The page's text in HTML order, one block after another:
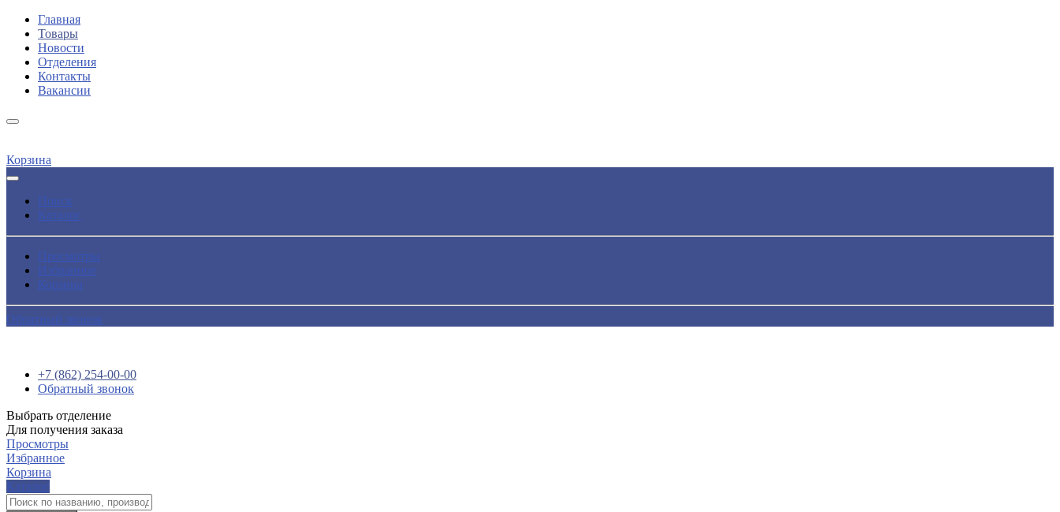
Главная
Товары
Новости
Отделения
Контакты
Вакансии
Корзина
Поиск
Каталог
Просмотры
Избранное
Корзина
Обратный звонок
+7 (862) 254-00-00
Обратный звонок
Выбрать отделение
Для получения заказа
Просмотры
Избранное
Корзина
Каталог